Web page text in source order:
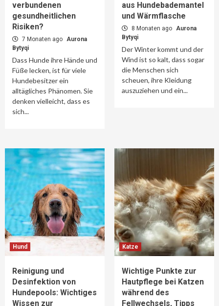
verbundenen
gesundheitlichen
Risiken?
7 Monaten ago Aurona
Bytyqi
Dass Hunde ihre Hände und
Füße lecken, ist für viele
Hundebesitzer ein
alltägliches Phänomen. Sie
denken vielleicht, dass es
sich...
aus Hundebademantel
und Wärmflasche
8 Monaten ago Aurona
Bytyqi
Der Winter kommt und der
Wind ist so kalt, dass sogar
die Menschen sich
scheuen, ihre Kleidung
auszuziehen und ein...
Hund
Reinigung und
Desinfektion von
Hundepools: Wichtiges
Wissen zur
Katze
Wichtige Punkte zur
Hautpflege bei Katzen
während des
Fellwechsels, Tipps